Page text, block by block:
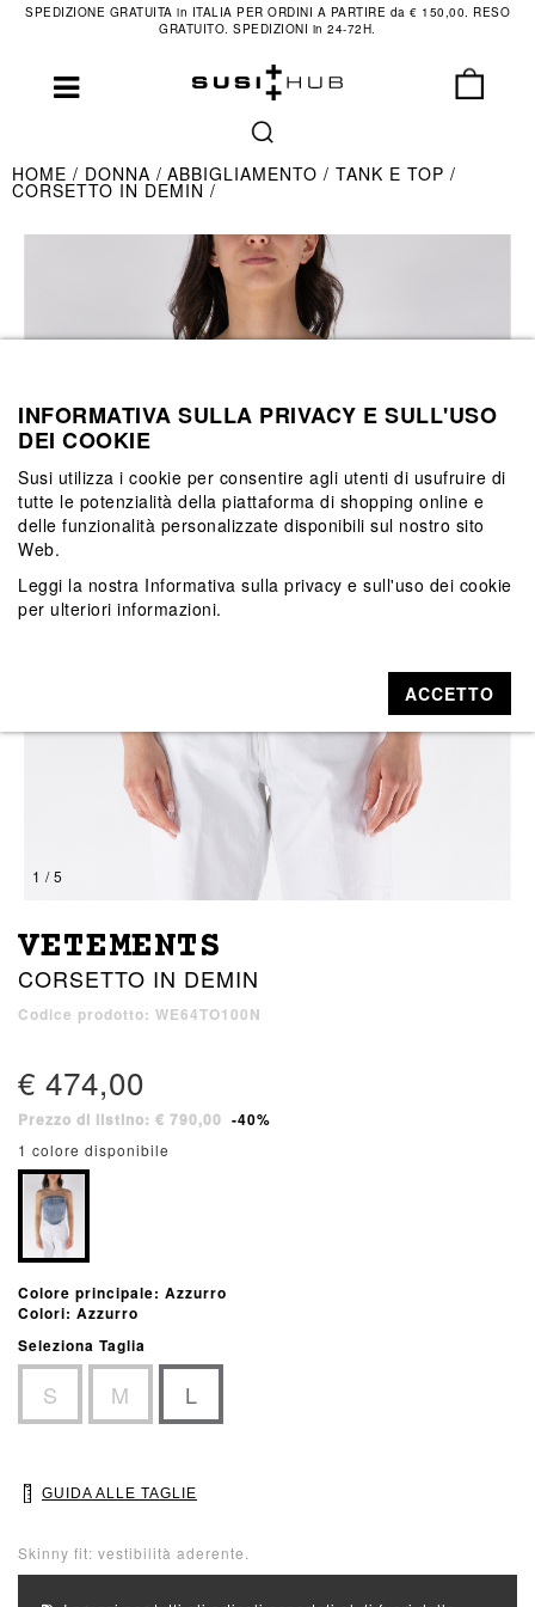
SPEDIZIONE GRATUITA in ITALIA PER ORDINI A PARTIRE da € 150,00. RESO
GRATUITO. SPEDIZIONI in 24-72H.
HOME DONNA ABBIGLIAMENTO TANK E TOP
CORSETTO IN DEMIN
1 / 5
VETEMENTS
CORSETTO IN DEMIN
Codice prodotto: WE64TO100N
€ 474,00
Prezzo di listino: € 790,00 -40%
1 colore disponibile
Colore principale: Azzurro
Colori: Azzurro
Seleziona Taglia
S M L
GUIDA ALLE TAGLIE
Skinny fit: vestibilità aderente.
INFORMATIVA SULLA PRIVACY E SULL'USO
DEI COOKIE
Susi utilizza i cookie per consentire agli utenti di usufruire di
tutte le potenzialità della piattaforma di shopping online e
delle funzionalità personalizzate disponibili sul nostro sito
Web.
Leggi la nostra Informativa sulla privacy e sull'uso dei cookie
per ulteriori informazioni.
ACCETTO